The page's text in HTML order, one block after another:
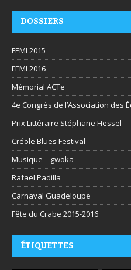
DOSSIERS
FEMI 2015
FEMI 2016
Mémorial ACTe
4e Congrès de l’Association des
Prix Littéraire Stéphane Hessel
Créole Blues Festival
Musique – gwoka
Rafael Padilla
Carnaval Guadeloupe
Fête du Crabe 2015-2016
ÉTIQUETTES